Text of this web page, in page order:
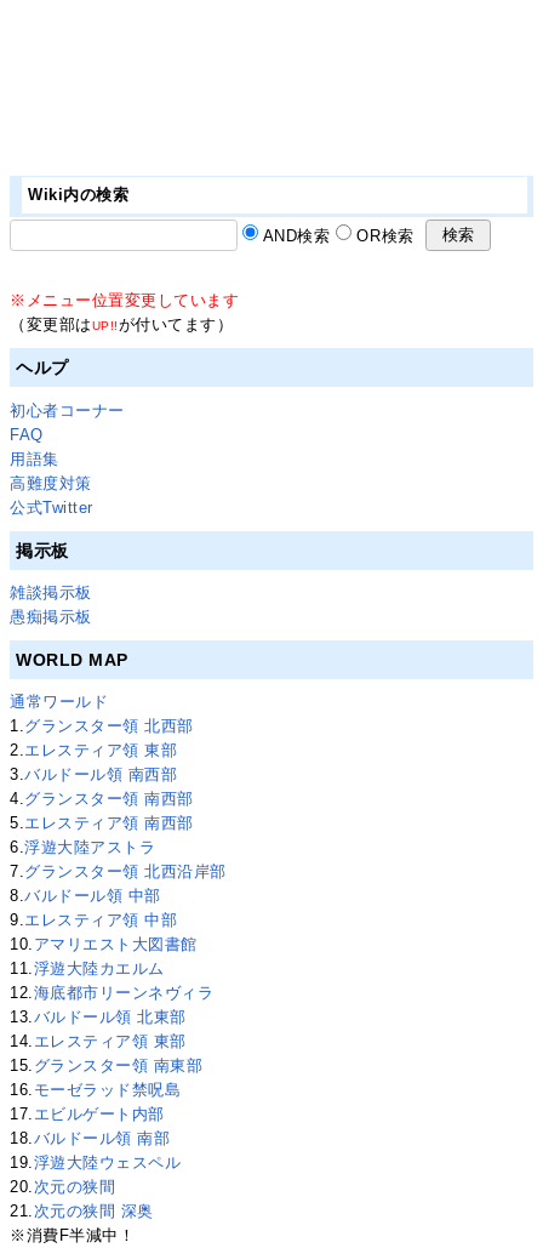
Wiki内の検索
AND検索 OR検索
※メニュー位置変更しています
（変更部はUP!!が付いてます）
ヘルプ
初心者コーナー
FAQ
用語集
高難度対策
公式Twitter
掲示板
雑談掲示板
愚痴掲示板
WORLD MAP
通常ワールド
1. グランスター領 北西部
2. エレスティア領 東部
3.バルドール領 南西部
4. グランスター領 南西部
5. エレスティア領 南西部
6.浮遊大陸アストラ
7. グランスター領 北西沿岸部
8.バルドール領 中部
9. エレスティア領 中部
10. アマリエスト大図書館
11. 浮遊大陸カエルム
12. 海底都市リーンネヴィラ
13. バルドール領 北東部
14. エレスティア領 東部
15. グランスター領 南東部
16. モーゼラッド禁呪島
17. エビルゲート内部
18. バルドール領 南部
19. 浮遊大陸ウェスペル
20. 次元の狭間
21. 次元の狭間 深奥
※消費F半減中！